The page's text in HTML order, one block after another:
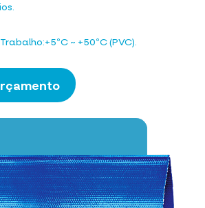
~ +50ºC (PVC).